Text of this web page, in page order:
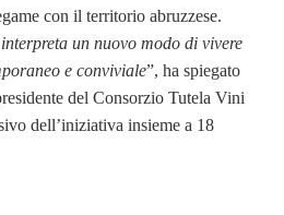
con il territorio abruzzese.
un nuovo modo di vivere
e conviviale”, ha spiegato
del Consorzio Tutela Vini
dell’iniziativa insieme a 18